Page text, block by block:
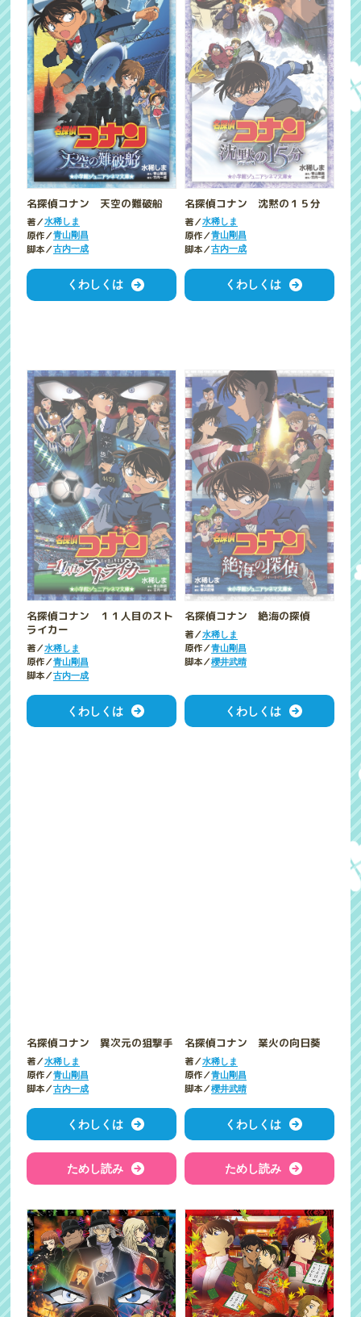
名探偵コナン 天空の難破船
著／水稀しま
原作／青山剛昌
脚本／古内一成
くわしくは
名探偵コナン 沈黙の１５分
著／水稀しま
原作／青山剛昌
脚本／古内一成
くわしくは
名探偵コナン １１人目のスト
ライカー
著／水稀しま
原作／青山剛昌
脚本／古内一成
くわしくは
名探偵コナン 絶海の探偵
著／水稀しま
原作／青山剛昌
脚本／櫻井武晴
くわしくは
名探偵コナン 異次元の狙撃手
著／水稀しま
原作／青山剛昌
脚本／古内一成
くわしくは
ためし読み
名探偵コナン 業火の向日葵
著／水稀しま
原作／青山剛昌
脚本／櫻井武晴
くわしくは
ためし読み